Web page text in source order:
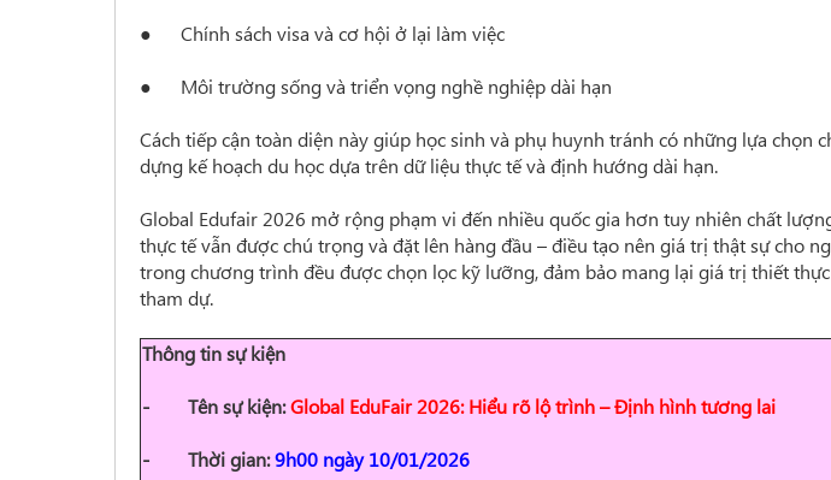
● Chính sách visa và cơ hội ở lại làm việc
● Môi trường sống và triển vọng nghề nghiệp dài hạn
Cách tiếp cận toàn diện này giúp học sinh và phụ huynh tránh có những lựa chọn
dựng kế hoạch du học dựa trên dữ liệu thực tế và định hướng dài hạn.
Global Edufair 2026 mở rộng phạm vi đến nhiều quốc gia hơn tuy nhiên chất
thực tế vẫn được chú trọng và đặt lên hàng đầu – điều tạo nên giá trị thật sự cho
trong chương trình đều được chọn lọc kỹ lưỡng, đảm bảo mang lại giá trị thiết
tham dự.
Thông tin sự kiện
- Tên sự kiện:Global EduFair 2026: Hiểu rõ lộ trình – Định hình tương lai
- Thời gian:9h00 ngày 10/01/2026